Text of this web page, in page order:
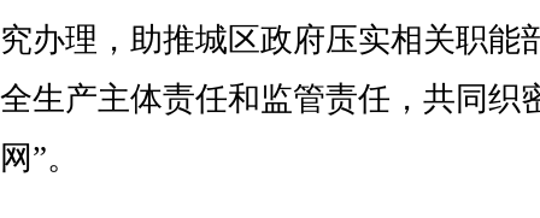
究办理，助推城区政府压实相关职能
全生产主体责任和监管责任，共同织
网”。